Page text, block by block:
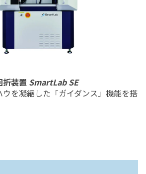
折装置 SmartLab SE
ウを凝縮した「ガイダンス」機能を搭